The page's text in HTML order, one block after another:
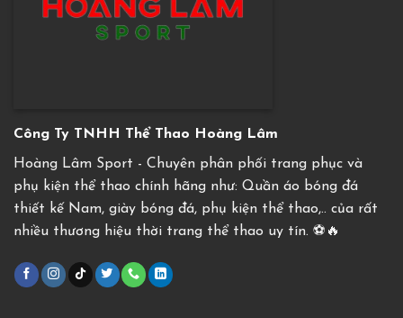
Công Ty TNHH Thể Thao Hoàng Lâm
Hoàng Lâm Sport - Chuyên phân phối trang phục và
phụ kiện thể thao chính hãng như: Quần áo bóng đá
thiết kế Nam, giày bóng đá, phụ kiện thể thao,.. của rất
nhiều thương hiệu thời trang thể thao uy tín. ⚽️🔥